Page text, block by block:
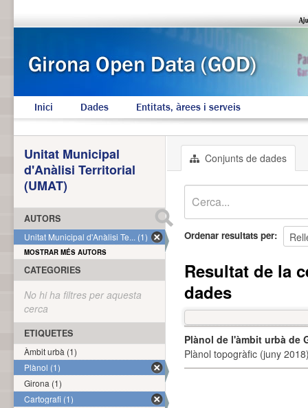
Inici Dades Entitats, àrees i serveis
Conjunts de dades
Ordenar resultats per
Resultat de la
dades
Plànol de l'àmbit urbà de
Plànol topogràfic (juny
Unitat Municipal
d'Anàlisi Territorial
(UMAT)
AUTORS
Unitat Municipal d'Anàlisi Te... (1)
MOSTRAR MÉS AUTORS
CATEGORIES
No hi ha filtres per aquesta
cerca
ETIQUETES
Àmbit urbà (1)
Plànol (1)
Girona (1)
Cartografi (1)